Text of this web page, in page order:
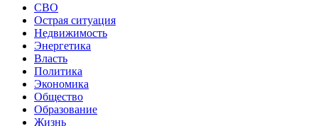
СВО
Острая ситуация
Недвижимость
Энергетика
Власть
Политика
Экономика
Общество
Образование
Жизнь